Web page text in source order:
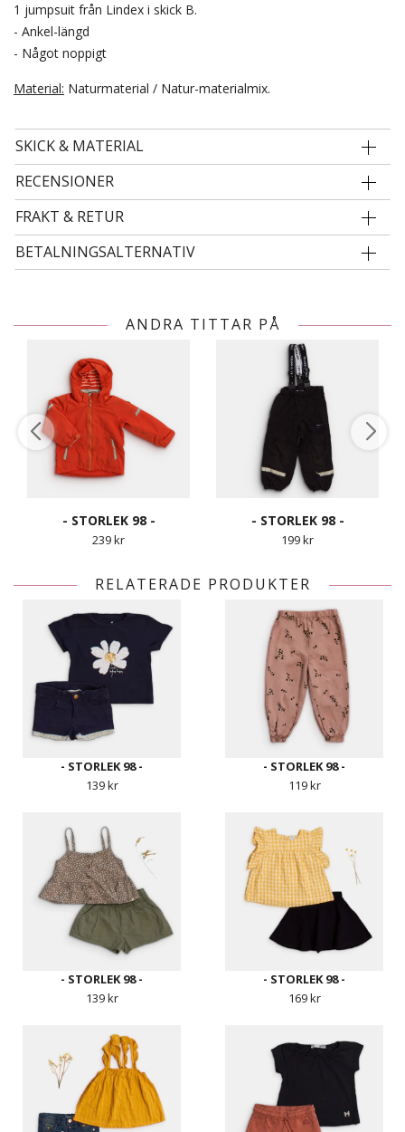
1 jumpsuit från Lindex i skick B.
- Ankel-längd
- Något noppigt
Material: Naturmaterial / Natur-materialmix.
SKICK & MATERIAL
RECENSIONER
FRAKT & RETUR
BETALNINGSALTERNATIV
ANDRA TITTAR PÅ
- STORLEK 98 -
239 kr
- STORLEK 98 -
199 kr
RELATERADE PRODUKTER
- STORLEK 98 -
139 kr
- STORLEK 98 -
119 kr
- STORLEK 98 -
139 kr
- STORLEK 98 -
169 kr